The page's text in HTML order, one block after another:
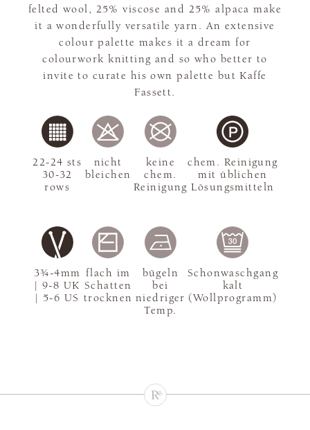
felted wool, 25% viscose and 25% alpaca make
it a wonderfully versatile yarn. An extensive
colour palette makes it a dream for
colourwork knitting and so who better to
invite to curate his own palette but Kaffe
Fassett.
3¾-4mm
| 9-8 UK
| 5-6 US
22-24 sts
30-32
rows
nicht
bleichen
keine
chem.
Reinigung
chem. Reinigung
mit üblichen
Lösungsmitteln
flach im
Schatten
trocknen
bügeln
bei
niedriger
Temp.
Schonwaschgang
kalt
(Wollprogramm)